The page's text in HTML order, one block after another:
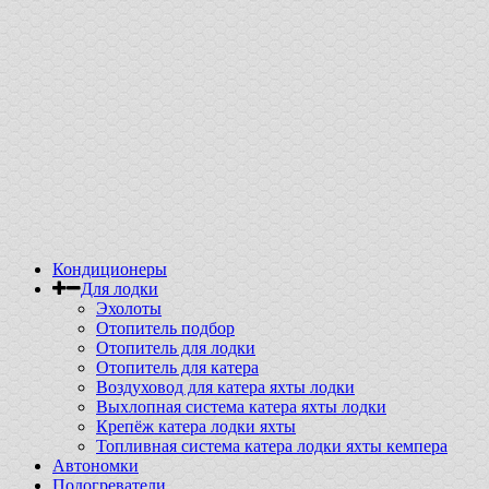
Кондиционеры
Для лодки
Эхолоты
Отопитель подбор
Отопитель для лодки
Отопитель для катера
Воздуховод для катера яхты лодки
Выхлопная система катера яхты лодки
Крепёж катера лодки яхты
Топливная система катера лодки яхты кемпера
Автономки
Подогреватели